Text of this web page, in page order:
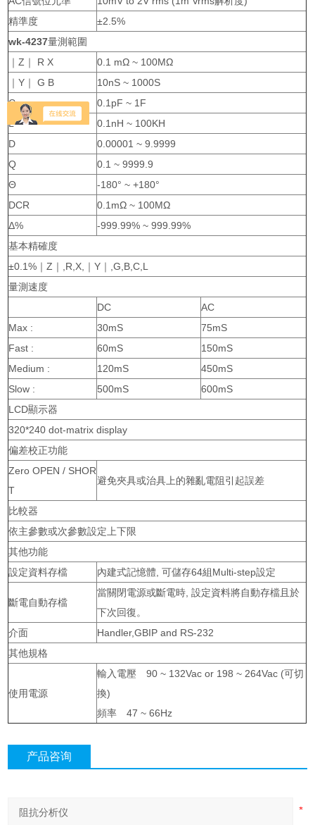
精準度
±2.5%
wk-4237量測範圍
｜Z｜ R X
0.1 mΩ ~ 100MΩ
｜Y｜ G B
10nS ~ 1000S
C
0.1pF ~ 1F
L
0.1nH ~ 100KH
D
0.00001 ~ 9.9999
Q
0.1 ~ 9999.9
Θ
-180° ~ +180°
DCR
0.1mΩ ~ 100MΩ
Δ%
-999.99% ~ 999.99%
基本精確度
±0.1%｜Z｜,R,X,｜Y｜,G,B,C,L
量測速度
DC
AC
Max :
30mS
75mS
Fast :
60mS
150mS
Medium :
120mS
450mS
Slow :
500mS
600mS
LCD顯示器
320*240 dot-matrix display
偏差校正功能
Zero OPEN / SHOR
T
避免夾具或治具上的雜亂電阻引起誤差
比較器
依主參數或次參數設定上下限
其他功能
設定資料存檔
內建式記憶體, 可儲存64組Multi-step設定
斷電自動存檔
當關閉電源或斷電時, 設定資料將自動存檔且於
下次回復。
介面
Handler,GBIP and RS-232
其他規格
使用電源
輸入電壓 90 ~ 132Vac or 198 ~ 264Vac (可切
換)
頻率 47 ~ 66Hz
产品咨询